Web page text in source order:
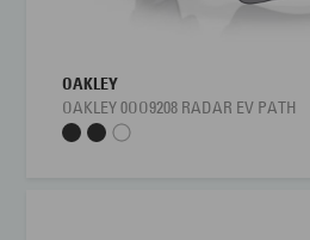
OAKLEY
OAKLEY 0OO9208 RADAR EV PATH